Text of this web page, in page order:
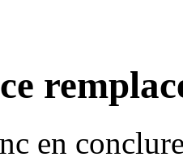
en